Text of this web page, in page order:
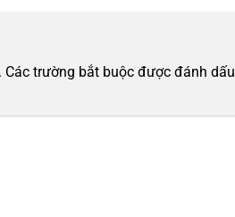
Các trường bắt buộc được đánh dấu